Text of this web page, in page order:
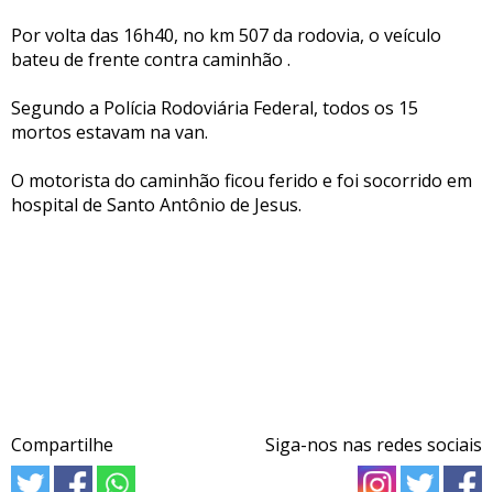
Por volta das 16h40, no km 507 da rodovia, o veículo
bateu de frente contra caminhão .
Segundo a Polícia Rodoviária Federal, todos os 15
mortos estavam na van.
O motorista do caminhão ficou ferido e foi socorrido em
hospital de Santo Antônio de Jesus.
Compartilhe Siga-nos nas redes sociais